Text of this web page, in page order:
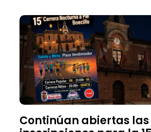
Continúan abiertas las